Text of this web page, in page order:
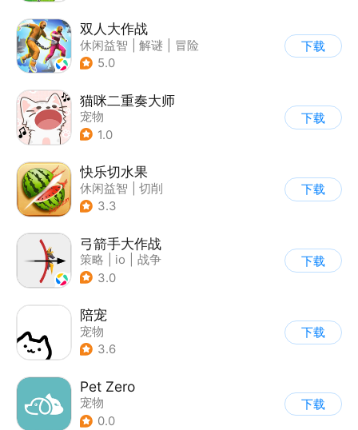
双人大作战
休闲益智 解谜
冒险
| 派对游戏
5.0
下载
猫咪二重奏大师
宠物
1.0
下载
快乐切水果
休闲益智
切削
3.3
下载
弓箭手大作战
策略 io
战争
| 非对称竞技
3.0
下载
陪宠
宠物
3.6
下载
Pet Zero
宠物
0.0
下载